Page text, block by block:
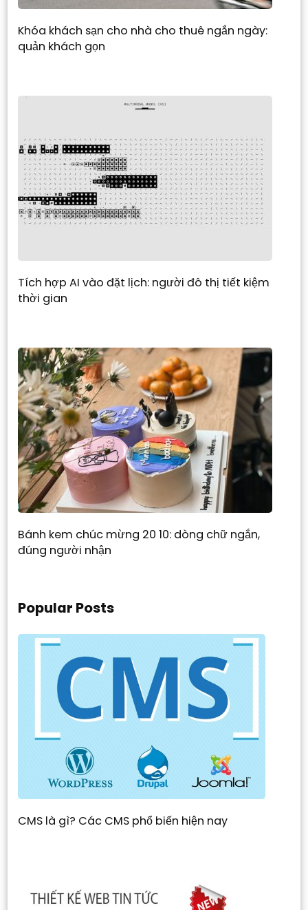
Khóa khách sạn cho nhà cho thuê ngắn ngày:
quản khách gọn
Tích hợp AI vào đặt lịch: người đô thị tiết kiệm
thời gian
Bánh kem chúc mừng 20 10: dòng chữ ngắn,
đúng người nhận
Popular Posts
CMS là gì? Các CMS phổ biến hiện nay